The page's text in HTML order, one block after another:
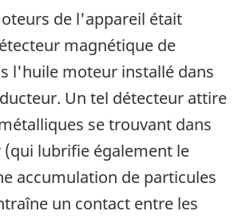
de l'appareil était
magnétique de
l'huile moteur installé dans
Un tel détecteur attire
se trouvant dans
lubrifie également le
accumulation de particules
un contact entre les